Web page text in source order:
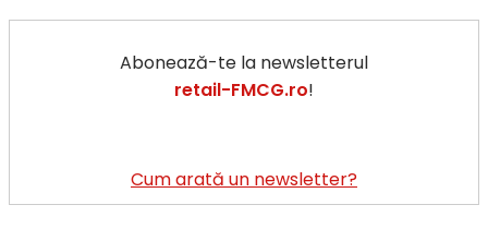
Abonează-te la newsletterul
retail-FMCG.ro!
Cum arată un newsletter?